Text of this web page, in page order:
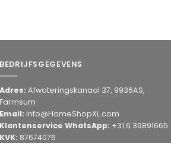
BEDRIJFSGEGEVENS
Adres: Afwateringskanaal 37, 9936AS,
Farmsum
Email: info@HomeShopXL.com
Klantenservice WhatsApp: +31 6 39891665
KVK: 87674076